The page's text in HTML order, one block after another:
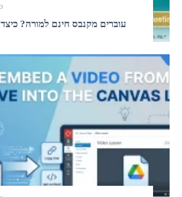
עוברים מקנבס חינם למורה?